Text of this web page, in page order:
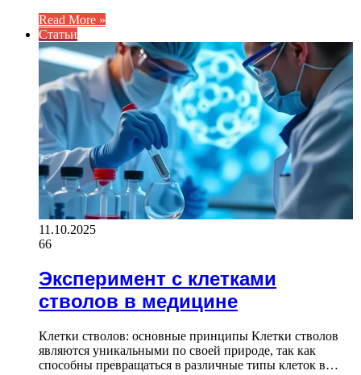
Read More »
Статьи
11.10.2025
66
Эксперимент с клетками
стволов в медицине
Клетки стволов: основные принципы Клетки стволов
являются уникальными по своей природе, так как
способны превращаться в различные типы клеток в…